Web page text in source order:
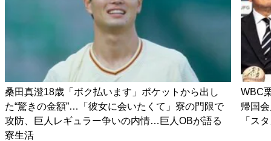
桑田真澄18歳「ボク払います」ポケットから出し
た“驚きの金額”…「彼女に会いたくて」寮の門限で
攻防、巨人レギュラー争いの内情…巨人OBが語る
寮生活
WBC
帰国
「ス